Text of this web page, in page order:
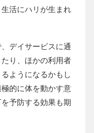
活にハリが生まれ
デイサービスに通
り、ほかの利用者
ようになるかもし
的に体を動かす意
予防する効果も期